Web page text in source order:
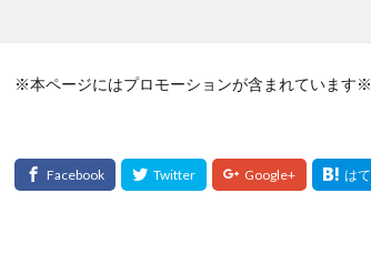
※本ページにはプロモーションが含まれています※